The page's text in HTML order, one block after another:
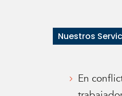
Nuestros
En